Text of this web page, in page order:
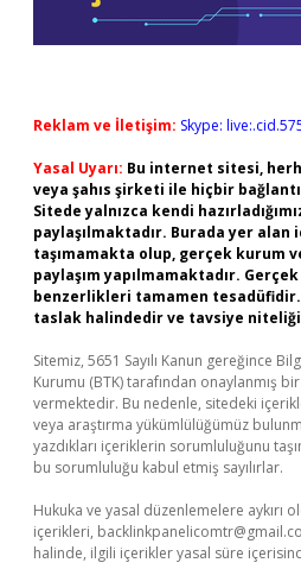
Reklam ve İletişim: Skype:
Yasal Uyarı: Bu internet sitesi,
veya şahıs şirketi ile hiçbir
Sitede yalnızca kendi
paylaşılmaktadır. Burada yer
taşımamakta olup, gerçek kurum
paylaşım yapılmamaktadır.
benzerlikleri tamamen
taslak halindedir ve tavsiye niteliği
Sitemiz, 5651 Sayılı Kanun gereğince
Kurumu (BTK) tarafından onaylanmış
vermektedir. Bu nedenle, sitedeki
veya araştırma yükümlülüğümüz
yazdıkları içeriklerin sorumluluğunu
bu sorumluluğu kabul etmiş sayılırlar.
Hukuka ve yasal düzenlemelere aykırı
içerikleri,
halinde, ilgili içerikler yasal süre